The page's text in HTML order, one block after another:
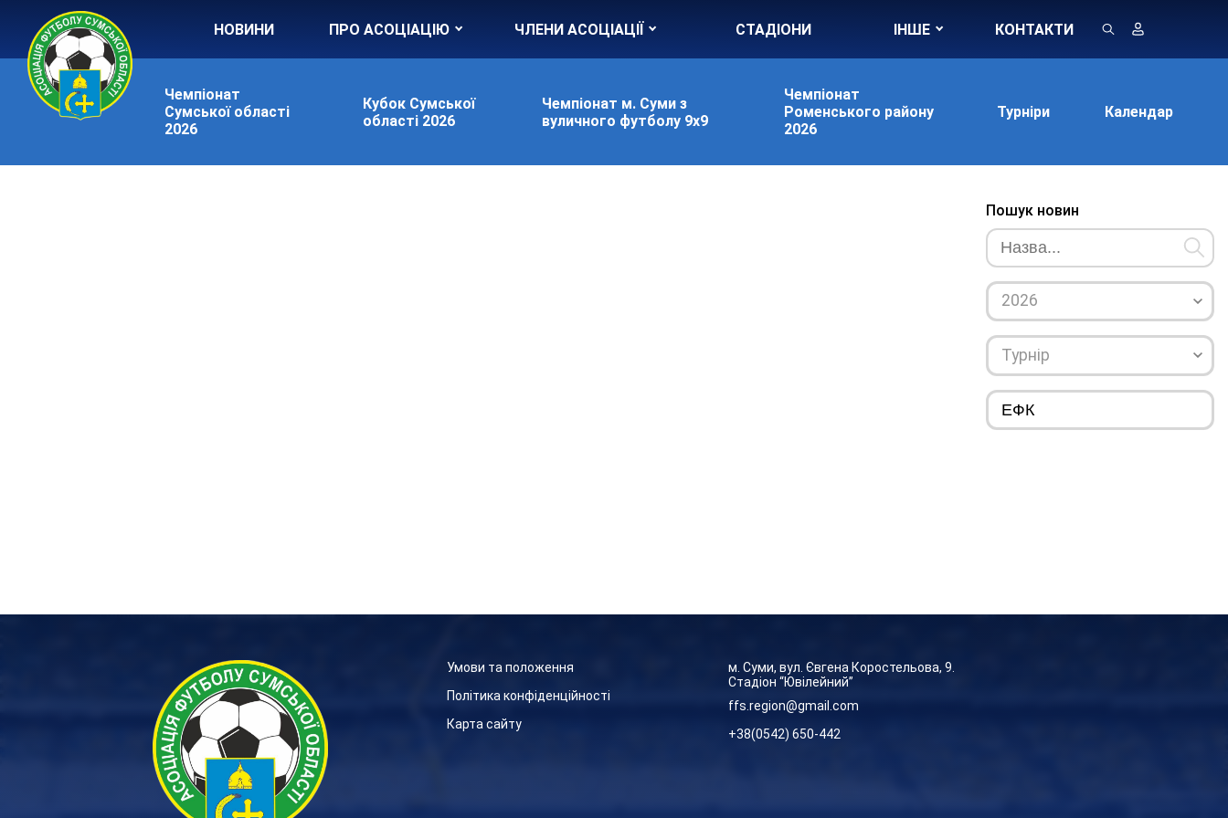
НОВИНИ ПРО АСОЦІАЦІЮ ЧЛЕНИ АСОЦІАЦІЇ СТАДІОНИ ІНШЕ КОНТАКТИ
Чемпіонат
Сумської області
2026
Кубок Сумської
області 2026
Чемпіонат м. Суми з
вуличного футболу 9х9
Чемпіонат
Роменського району
2026
Турніри Календар
Пошук новин
2026
Турнір
Умови та положення
Політика конфіденційності
Карта сайту
м. Суми, вул. Євгена Коростельова, 9.
Стадіон “Ювілейний”
ffs.region@gmail.com
+38(0542) 650-442